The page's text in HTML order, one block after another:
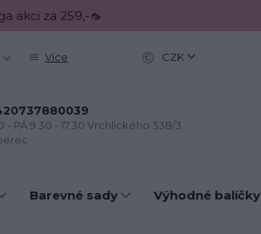
akci za 259,-🦟
Více CZK
- PÁ 9.30 - 17.30 Vrchlického 338/3
Barevné sady Výhodné balíčky